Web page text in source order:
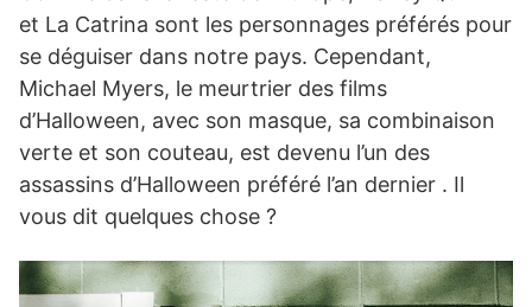
et La Catrina sont les personnages préférés pour
se déguiser dans notre pays. Cependant,
Michael Myers, le meurtrier des films
d’Halloween, avec son masque, sa combinaison
verte et son couteau, est devenu l’un des
assassins d’Halloween préféré l’an dernier . Il
vous dit quelques chose ?